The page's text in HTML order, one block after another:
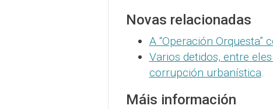
Novas relacionadas
A “Operación Orquesta”
Varios detidos, entre
corrupción urbanística.
Máis información